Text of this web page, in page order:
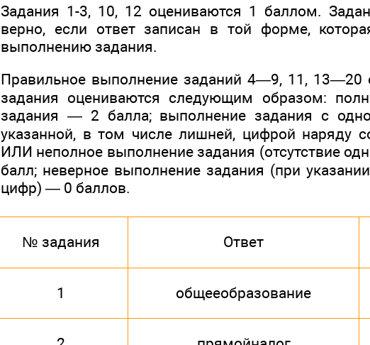
Задания 1-3, 10, 12 оцениваются 1 баллом.
верно, если ответ записан в той форме,
выполнению задания.
Правильное выполнение заданий 4—9, 11, 13—20
задания оцениваются следующим образом:
задания — 2 балла; выполнение задания с
указанной, в том числе лишней, цифрой наряду
ИЛИ неполное выполнение задания (отсутствие
балл; неверное выполнение задания (при
цифр) — 0 баллов.
№ задания Ответ
1 общееобразование